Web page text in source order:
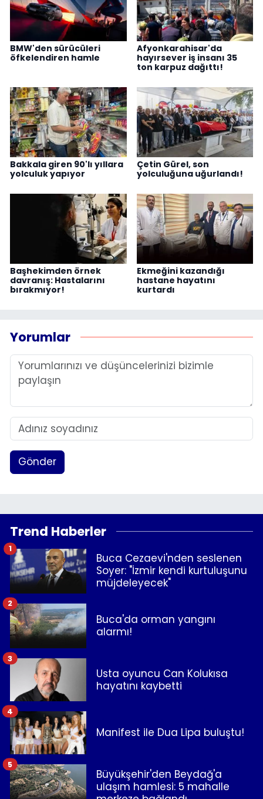
BMW'den sürücüleri
öfkelendiren hamle
Afyonkarahisar'da
hayırsever iş insanı 35
ton karpuz dağıttı!
Bakkala giren 90'lı yıllara
yolculuk yapıyor
Çetin Gürel, son
yolculuğuna uğurlandı!
Başhekimden örnek
davranış: Hastalarını
bırakmıyor!
Ekmeğini kazandığı
hastane hayatını
kurtardı
Yorumlar
Gönder
Trend Haberler
Buca Cezaevi'nden seslenen
Soyer: "İzmir kendi kurtuluşunu
müjdeleyecek"
1
Buca'da orman yangını
alarmı!
2
Usta oyuncu Can Kolukısa
hayatını kaybetti
3
Manifest ile Dua Lipa buluştu!
4
Büyükşehir'den Beydağ'a
ulaşım hamlesi: 5 mahalle
5